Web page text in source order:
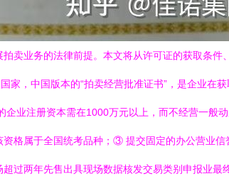
卖业务的法律前提。本文将从许可证的获取条件
，中国版本的“拍卖经营批准证书”，是企业在
业注册资本需在1000万元以上，而不经营一般
格属于全国统考品种；③ 提交固定的办公营业信
过两年先售出具现场数据核发交易类别申报业最